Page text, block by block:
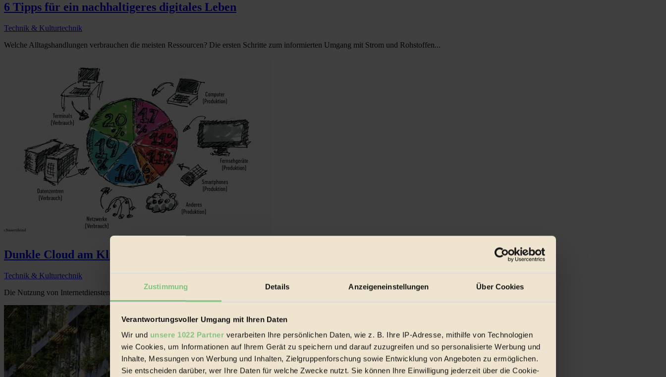
Zustimmung Details Anzeigeneinstellungen Über Cookies
Verantwortungsvoller Umgang mit Ihren Daten
Wir und unsere 1022 Partner verarbeiten Ihre persönlichen Daten, wie z. B. Ihre IP-Adresse, mithilfe von Technologien
wie Cookies, um Informationen auf Ihrem Gerät zu speichern und darauf zuzugreifen und so personalisierte Werbung und
Inhalte, Messungen von Werbung und Inhalten, Zielgruppenforschung sowie Entwicklung von Angeboten zu ermöglichen.
Sie entscheiden darüber, wer Ihre Daten für welche Zwecke nutzt. Sie können Ihre Einwilligung jederzeit über die Cookie-
6 Tipps für ein nachhaltigeres digitales Leben
Technik & Kulturtechnik
Welche Alltagshandlungen verbrauchen die meisten Ressourcen? Die ersten Schritte zum informierten Umgang mit Strom und Rohstoffen...
Dunkle Cloud am Klimahimmel
Technik & Kulturtechnik
Die Nutzung von Internetdiensten verbraucht immer mehr Energie und verursacht damit einen erheblichen CO2-Ausstoß, Tendenz steigend...